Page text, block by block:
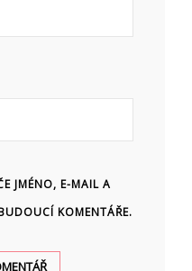
JMÉNO, E-MAIL A
KOMENTÁŘE.